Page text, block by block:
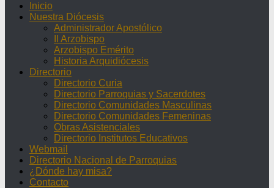
Inicio
Nuestra Diócesis
Administrador Apostólico
II Arzobispo
Arzobispo Emérito
Historia Arquidiócesis
Directorio
Directorio Curia
Directorio Parroquias y Sacerdotes
Directorio Comunidades Masculinas
Directorio Comunidades Femeninas
Obras Asistenciales
Directorio Institutos Educativos
Webmail
Directorio Nacional de Parroquias
¿Dónde hay misa?
Contacto